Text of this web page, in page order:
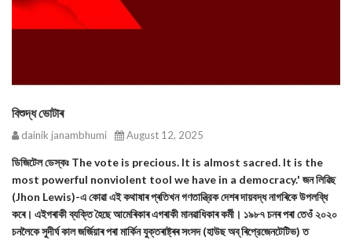
বিশুদ্ধ ভোটাৰ
dainik janambhumi August 12, 2025
ডিজিটেল ডেস্কঃ The vote is precious. It is almost sacred. It is the
most powerful nonviolent tool we have in a democracy.' জন লিৱিছ
(Jhon Lewis)-এ কোৱা এই কথাষাৰ প্ৰতিখন গণতান্ত্রিক দেশৰ দায়বদ্ধ নাগৰিকে উপলব্ধি
কৰে। এইগৰাকী ব্যক্তি হৈছে আমেৰিকাৰ এগৰাকী মানৱাধিকাৰ কৰ্মী। ১৯৮৭ চনৰ পৰা তেওঁ ২০২০
চনলৈকে সুদীর্ঘ কাল জর্জিয়াৰ পৰা মার্কিন যুক্তৰাষ্ট্ৰৰ সংসদ (হাউছ অব্ ৰিপ্রেজেনটেটিভ) ত